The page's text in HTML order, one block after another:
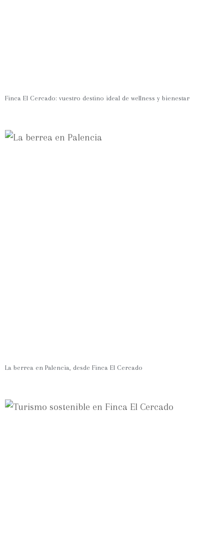
Finca El Cercado: vuestro destino ideal de wellness y bienestar
La berrea en Palencia, desde Finca El Cercado